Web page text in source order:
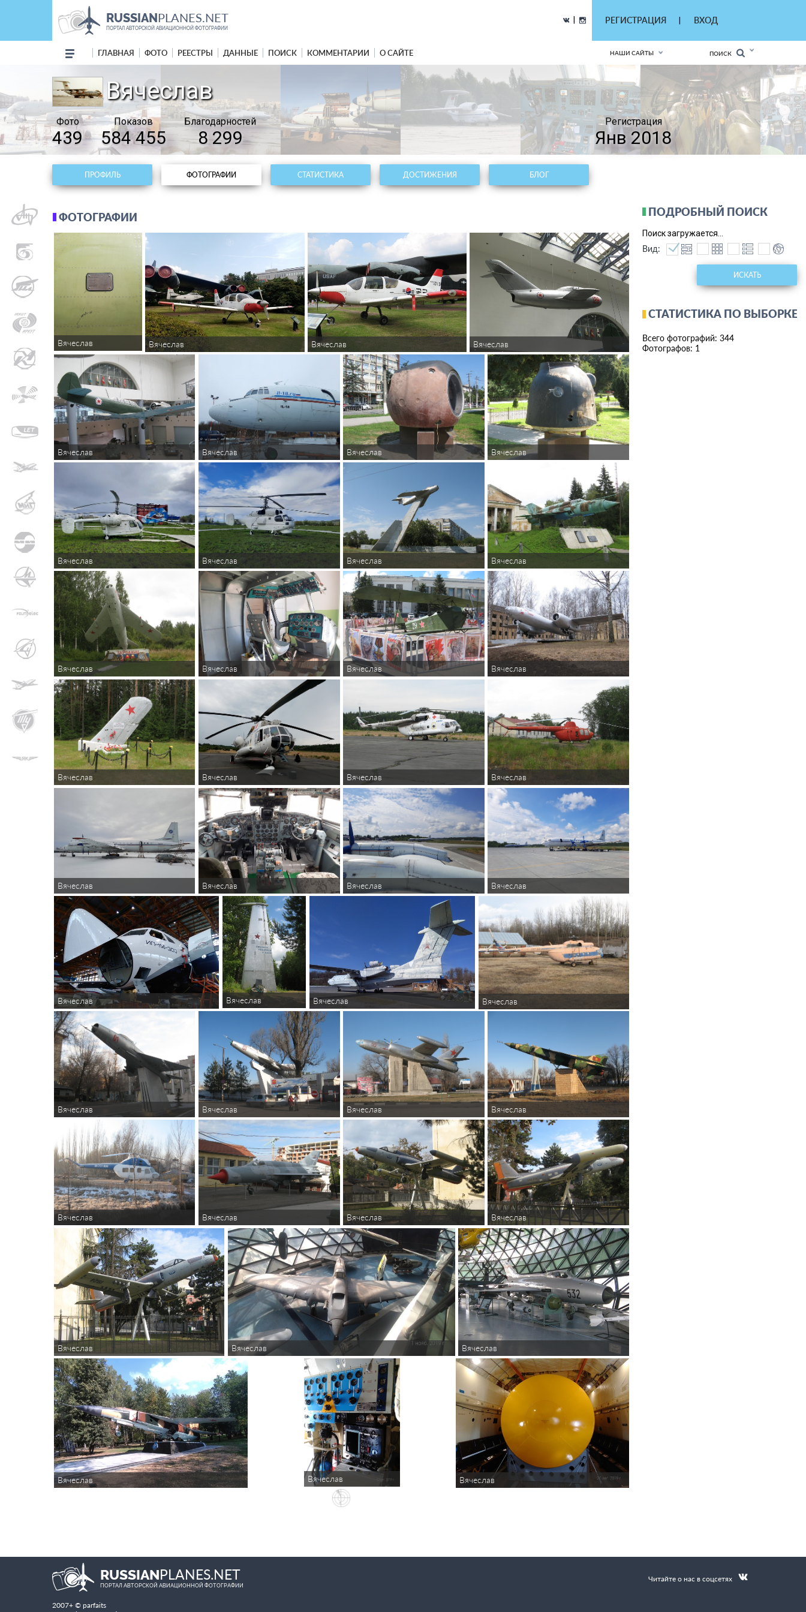
RUSSIANPLANES.NET
ПОРТАЛ АВТОРСКОЙ АВИАЦИОННОЙ ФОТОГРАФИИ
РЕГИСТРАЦИЯ ВХОД
ГЛАВНАЯ ФОТО РЕЕСТРЫ ДАННЫЕ ПОИСК КОММЕНТАРИИ О САЙТЕ НАШИ САЙТЫ ПОИСК
Вячеслав
Фото
439
Показов
584 455
Благодарностей
8 299
Регистрация
Янв 2018
ПРОФИЛЬ ФОТОГРАФИИ СТАТИСТИКА ДОСТИЖЕНИЯ БЛОГ
ФОТОГРАФИИ
Вячеслав Вячеслав Вячеслав Вячеслав
Вячеслав Вячеслав Вячеслав Вячеслав
Вячеслав Вячеслав Вячеслав Вячеслав
Вячеслав Вячеслав Вячеслав Вячеслав
Вячеслав Вячеслав Вячеслав Вячеслав
Вячеслав Вячеслав Вячеслав Вячеслав
Вячеслав Вячеслав Вячеслав Вячеслав
Вячеслав Вячеслав Вячеслав Вячеслав
Вячеслав Вячеслав Вячеслав Вячеслав
Вячеслав Вячеслав Вячеслав
Вячеслав Вячеслав Вячеслав
ПОДРОБНЫЙ ПОИСК
Поиск загружается...
Вид:
ИСКАТЬ
СТАТИСТИКА ПО ВЫБОРКЕ
Всего фотографий: 344
Фотографов: 1
RUSSIANPLANES.NET
ПОРТАЛ АВТОРСКОЙ АВИАЦИОННОЙ ФОТОГРАФИИ
Читайте о нас в соцсетях
2007+ © parfaits